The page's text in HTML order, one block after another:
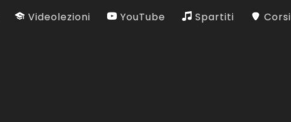
Videolezioni YouTube Spartiti Corsi